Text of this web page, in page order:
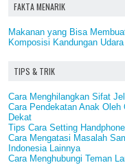
FAKTA MENARIK
Makanan yang Bisa
Komposisi Kandungan
TIPS & TRIK
Cara Menghilangkan Sifat
Cara Pendekatan Anak
Dekat
Tips Cara Setting
Cara Mengatasi Masalah
Indonesia Lainnya
Cara Menghubungi Teman